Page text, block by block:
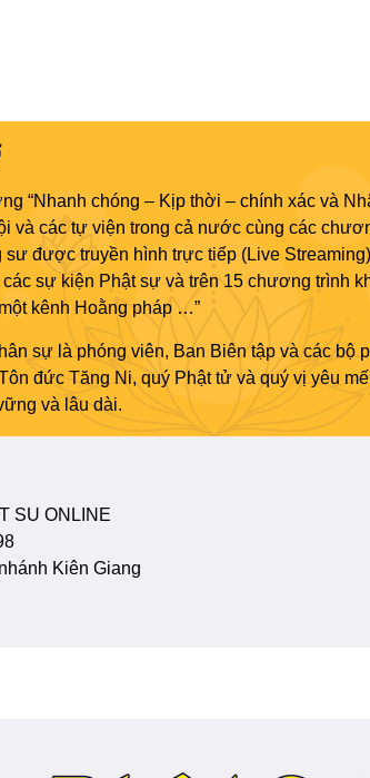
“Nhanh chóng – Kịp thời – chính xác và
và các tự viện trong cả nước cùng các
được truyền hình trực tiếp (Live
sự kiện Phật sự và trên 15 chương trình
kênh Hoằng pháp …”
sự là phóng viên, Ban Biên tập và các bộ
đức Tăng Ni, quý Phật tử và quý vị yêu
và lâu dài.
SU ONLINE
Kiên Giang